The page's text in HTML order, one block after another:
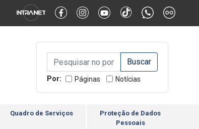
Alternar Alto Contraste Alternar Tamanho da Fonte
Campo de Busca de
Campo de Busca de informaçõesEnviar a Busca
Por: Páginas Notícias
Quadro de Serviços
Proteção de Dados
Pessoais